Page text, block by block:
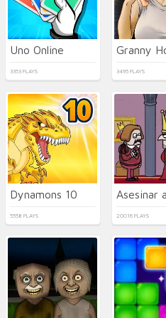
Uno Online
3353 PLAYS
Granny
3495 PLAYS
Dynamons 10
5558 PLAYS
Asesinar
20016 PLAYS